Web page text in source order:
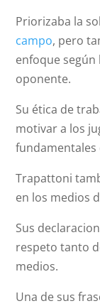
Priorizaba la
campo, pero
enfoque según
oponente.
Su ética de
motivar a los
fundamentales
Trapattoni
en los medios
Sus
respeto tanto
medios.
Una de sus